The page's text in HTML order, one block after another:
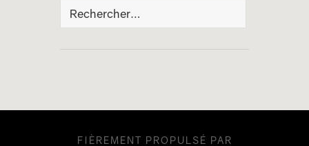
Rechercher :
FIÈREMENT PROPULSÉ PAR